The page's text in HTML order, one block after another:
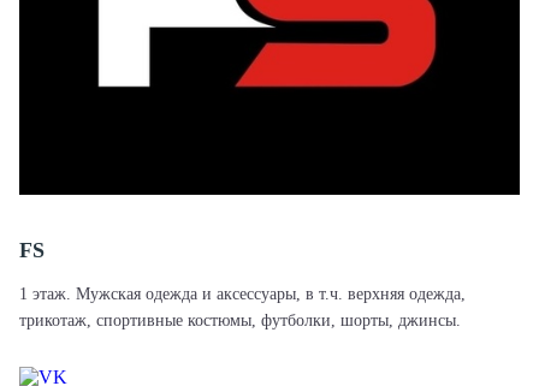
FS
1 этаж. Мужская одежда и аксессуары, в т.ч. верхняя одежда,
трикотаж, спортивные костюмы, футболки, шорты, джинсы.